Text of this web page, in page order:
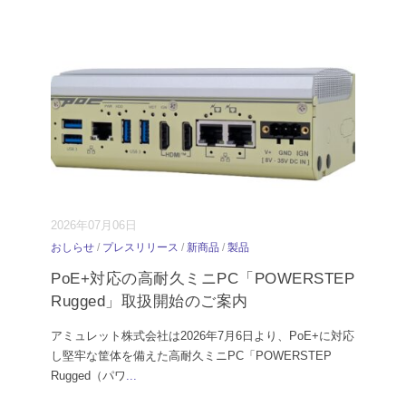
2026年07月06日
おしらせ / プレスリリース / 新商品 / 製品
PoE+対応の高耐久ミニPC「POWERSTEP
Rugged」取扱開始のご案内
アミュレット株式会社は2026年7月6日より、PoE+に対応
し堅牢な筐体を備えた高耐久ミニPC「POWERSTEP
Rugged（パワ ...